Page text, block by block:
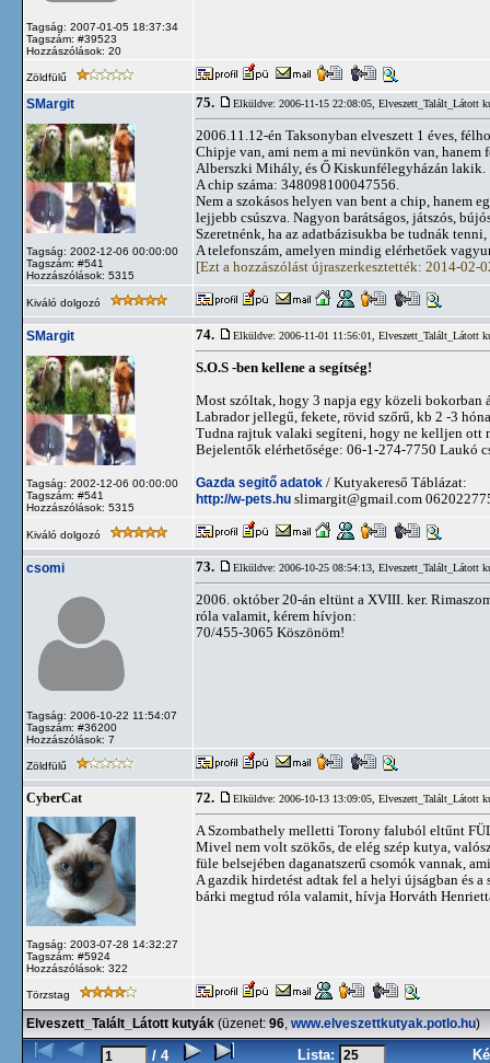
Tagság: 2007-01-05 18:37:34
Tagszám: #39523
Hozzászólások: 20
Zöldfülű
SMargit
Tagság: 2002-12-06 00:00:00
Tagszám: #541
Hozzászólások: 5315
75. Elküldve: 2006-11-15 22:08:05, Elveszett_Talált_Látott
2006.11.12-én Taksonyban elveszett 1 éves,
Chipje van, ami nem a mi nevünkön van, hanem
Alberszki Mihály, és Ő Kiskunfélegyházán lakik.
A chip száma: 348098100047556.
Nem a szokásos helyen van bent a chip, hanem
lejjebb csúszva. Nagyon barátságos, játszós,
Szeretnénk, ha az adatbázisukba be tudnák
A telefonszám, amelyen mindig elérhetőek
[Ezt a hozzászólást újraszerkesztették: 2014-02-
Kiváló dolgozó
SMargit
Tagság: 2002-12-06 00:00:00
Tagszám: #541
Hozzászólások: 5315
74. Elküldve: 2006-11-01 11:56:01, Elveszett_Talált_Látott
S.O.S -ben kellene a segítség!
Most szóltak, hogy 3 napja egy közeli
Labrador jellegű, fekete, rövid szőrű, kb 2 -3
Tudna rajtuk valaki segíteni, hogy ne kelljen ott
Bejelentők elérhetősége: 06-1-274-7750 Laukó
Gazda segitő adatok / Kutyakereső Táblázat:
http://w-pets.hu slimargit@gmail.com
Kiváló dolgozó
csomi
Tagság: 2006-10-22 11:54:07
Tagszám: #36200
Hozzászólások: 7
73. Elküldve: 2006-10-25 08:54:13, Elveszett_Talált_Látott
2006. október 20-án eltünt a XVIII. ker.
róla valamit, kérem hívjon:
70/455-3065 Köszönöm!
Zöldfülű
CyberCat
Tagság: 2003-07-28 14:32:27
Tagszám: #5924
Hozzászólások: 322
72. Elküldve: 2006-10-13 13:09:05, Elveszett_Talált_Látott
A Szombathely melletti Torony faluból eltűnt
Mivel nem volt szökős, de elég szép kutya,
füle belsejében daganatszerű csomók vannak,
A gazdik hirdetést adtak fel a helyi újságban és
bárki megtud róla valamit, hívja Horváth
Törzstag
Elveszett_Talált_Látott kutyák (üzenet: 96, www.elveszettkutyak.potlo.hu)
/ 4 Lista: